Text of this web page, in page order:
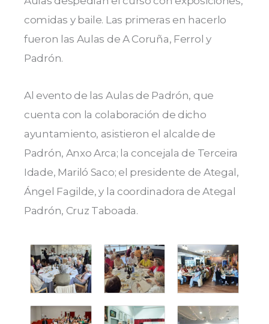
comidas y baile. Las primeras en hacerlo
fueron las Aulas de A Coruña, Ferrol y
Padrón.
Al evento de las Aulas de Padrón, que
cuenta con la colaboración de dicho
ayuntamiento, asistieron el alcalde de
Padrón, Anxo Arca; la concejala de Terceira
Idade, Mariló Saco; el presidente de Ategal,
Ángel Fagilde, y la coordinadora de Ategal
Padrón, Cruz Taboada.